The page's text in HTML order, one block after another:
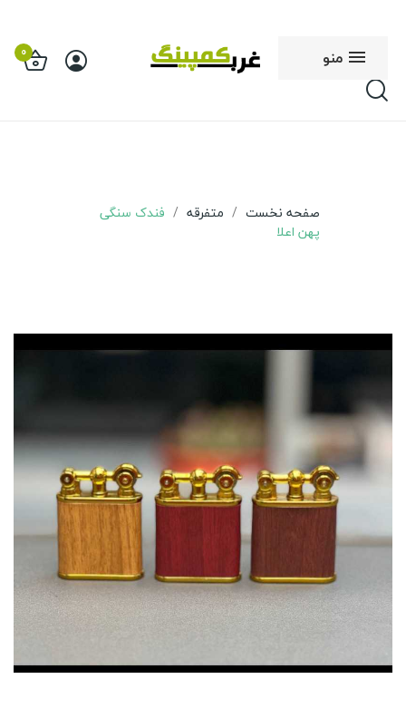
منو 0
صفحه نخست متفرقه
فندک سنگی
پهن اعلا